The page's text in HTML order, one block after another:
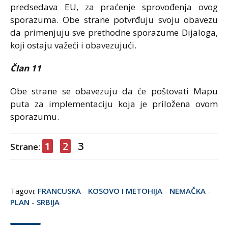
predsedava EU, za praćenje sprovođenja ovog
sporazuma. Obe strane potvrđuju svoju obavezu
da primenjuju sve prethodne sporazume Dijaloga,
koji ostaju važeći i obavezujući.
Član 11
Obe strane se obavezuju da će poštovati Mapu
puta za implementaciju koja je priložena ovom
sporazumu.
Strane: 1 2 3
Tagovi: FRANCUSKA - KOSOVO I METOHIJA - NEMAČKA -
PLAN - SRBIJA